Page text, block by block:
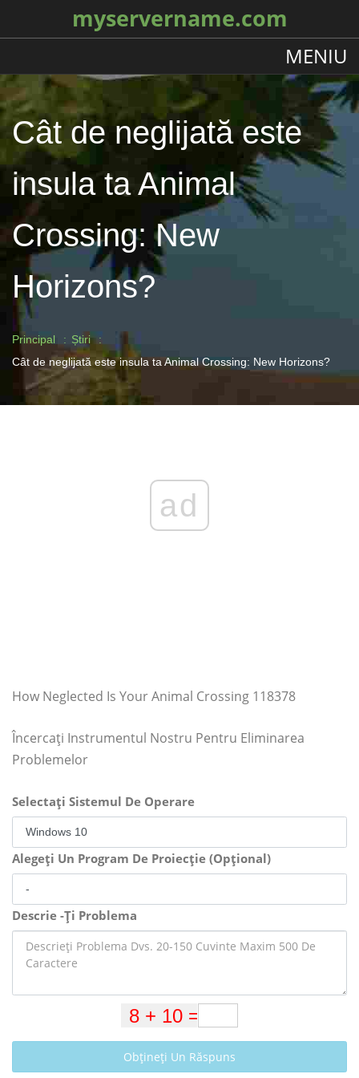
myservername.com
MENIU
Cât de neglijată este
insula ta Animal
Crossing: New
Horizons?
Principal
Știri
Cât de neglijată este insula ta Animal Crossing: New Horizons?
ad
How Neglected Is Your Animal Crossing 118378
Încercați Instrumentul Nostru Pentru Eliminarea
Problemelor
Selectați Sistemul De Operare
Alegeți Un Program De Proiecție (Opțional)
Descrie -Ți Problema
Obțineți Un Răspuns